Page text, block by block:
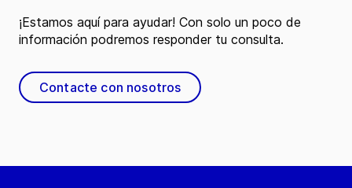
¡Estamos aquí para ayudar! Con solo un poco de
información podremos responder tu consulta.
Contacte con nosotros